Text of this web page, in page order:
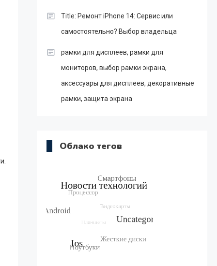
Title: Ремонт iPhone 14: Сервис или
самостоятельно? Выбор владельца
рамки для дисплеев, рамки для
мониторов, выбор рамки экрана,
аксессуары для дисплеев, декоративные
рамки, защита экрана
Облако тегов